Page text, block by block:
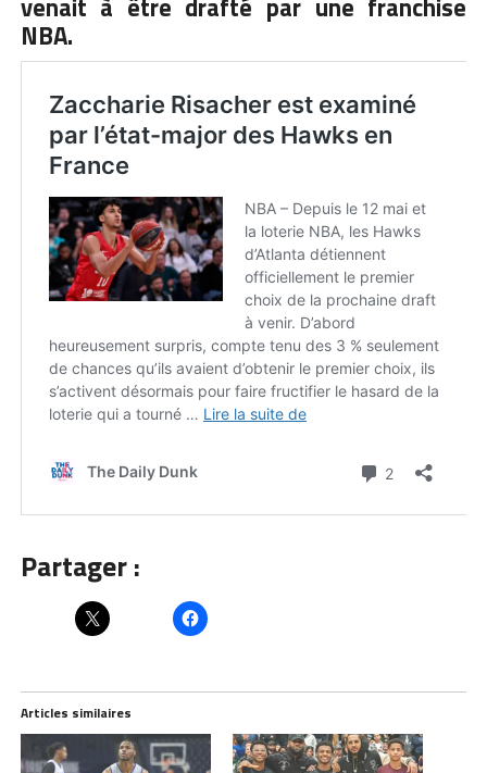
venait à être drafté par une franchise
NBA.
Partager :
Articles similaires